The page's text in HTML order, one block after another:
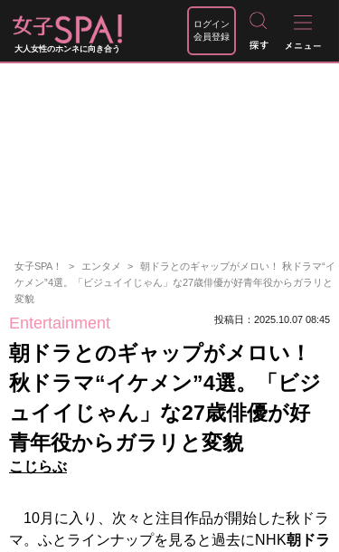
大人女性のホンネに向き合う
ログイン
会員登録
女子SPA！ エンタメ
朝ドラとのギャップがメロい！ 秋ドラマ“イ
ケメン”4選。「ビジュイイじゃん」な27歳俳優が好青年役からガラリと
変貌
Entertainment 投稿日：2025.10.07 08:45
朝ドラとのギャップがメロい！
秋ドラマ“イケメン”4選。「ビジ
ュイイじゃん」な27歳俳優が好
青年役からガラリと変貌
こじらぶ
10月に入り、次々と注目作品が開始した秋ドラ
マ。ふとラインナップを見ると過去にNHK朝ドラ